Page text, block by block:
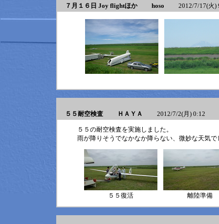
７月１６日 Joy flightほか hoso 2012/7/17(火)
５５耐空検査 ＨＡＹＡ 2012/7/2(月) 0:12
５５の耐空検査を実施しました。
雨が降りそうでなかなか降らない、微妙な天気で
５５復活 離陸準備